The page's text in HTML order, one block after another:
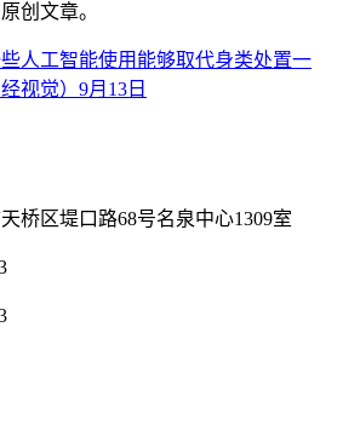
创文章。
人工智能使用能够取代身类处置一
视觉）9月13日
桥区堤口路68号名泉中心1309室